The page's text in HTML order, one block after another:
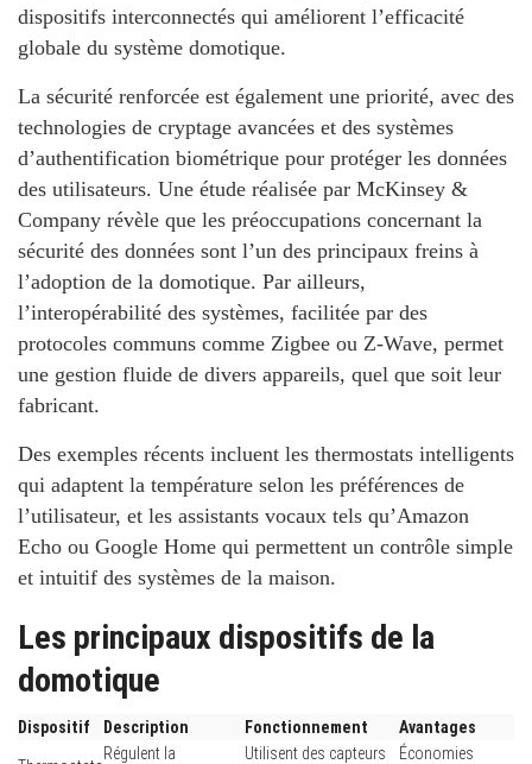
dispositifs interconnectés qui améliorent l’efficacité
globale du système domotique.
La sécurité renforcée est également une priorité, avec des
technologies de cryptage avancées et des systèmes
d’authentification biométrique pour protéger les données
des utilisateurs. Une étude réalisée par McKinsey &
Company révèle que les préoccupations concernant la
sécurité des données sont l’un des principaux freins à
l’adoption de la domotique. Par ailleurs,
l’interopérabilité des systèmes, facilitée par des
protocoles communs comme Zigbee ou Z-Wave, permet
une gestion fluide de divers appareils, quel que soit leur
fabricant.
Des exemples récents incluent les thermostats intelligents
qui adaptent la température selon les préférences de
l’utilisateur, et les assistants vocaux tels qu’Amazon
Echo ou Google Home qui permettent un contrôle simple
et intuitif des systèmes de la maison.
Les principaux dispositifs de la
domotique
Dispositif Description Fonctionnement Avantages
Régulent la Utilisent des capteurs Économies